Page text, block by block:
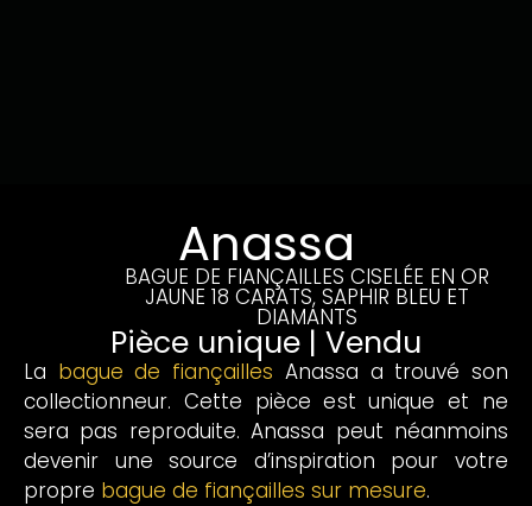
Anassa
BAGUE DE FIANÇAILLES CISELÉE EN OR
JAUNE 18 CARATS, SAPHIR BLEU ET
DIAMANTS
Pièce unique | Vendu
La bague de fiançailles Anassa a trouvé son
collectionneur. Cette pièce est unique et ne
sera pas reproduite. Anassa peut néanmoins
devenir une source d’inspiration pour votre
propre bague de fiançailles sur mesure.